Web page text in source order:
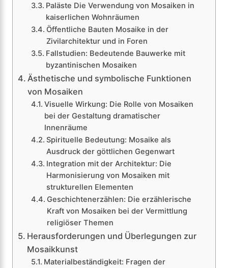
Paläste Die Verwendung von Mosaiken in
kaiserlichen Wohnräumen
Öffentliche Bauten Mosaike in der
Zivilarchitektur und in Foren
Fallstudien: Bedeutende Bauwerke mit
byzantinischen Mosaiken
Ästhetische und symbolische Funktionen
von Mosaiken
Visuelle Wirkung: Die Rolle von Mosaiken
bei der Gestaltung dramatischer
Innenräume
Spirituelle Bedeutung: Mosaike als
Ausdruck der göttlichen Gegenwart
Integration mit der Architektur: Die
Harmonisierung von Mosaiken mit
strukturellen Elementen
Geschichtenerzählen: Die erzählerische
Kraft von Mosaiken bei der Vermittlung
religiöser Themen
Herausforderungen und Überlegungen zur
Mosaikkunst
Materialbeständigkeit: Fragen der